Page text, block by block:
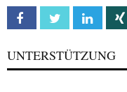
Facebook Twitter Linkedin
UNTERSTÜTZUNG